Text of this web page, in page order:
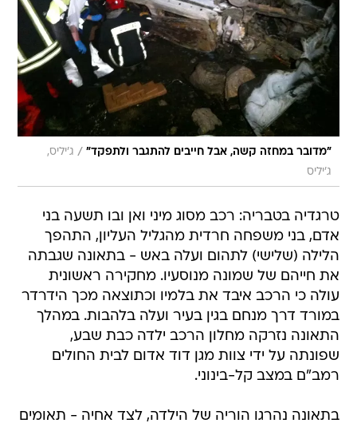
"מדובר במחזה קשה, אבל חייבים להתגבר ולתפקד" / ג'יליס,
ג'יליס
טרגדיה בטבריה: רכב מסוג מיני ואן ובו תשעה בני
אדם, בני משפחה חרדית מהגליל העליון, התהפך
הלילה (שלישי) לתהום ועלה באש - בתאונה שגבתה
את חייהם של שמונה מנוסעיו. מחקירה ראשונית
עולה כי הרכב איבד את בלמיו וכתוצאה מכך הידרדר
במורד דרך מנחם בגין בעיר ועלה בלהבות. במהלך
התאונה נזרקה מחלון הרכב ילדה כבת שבע,
שפונתה על ידי צוות מגן דוד אדום לבית החולים
רמב"ם במצב קל-בינוני.
בתאונה נהרגו הוריה של הילדה, לצד אחיה - תאומים